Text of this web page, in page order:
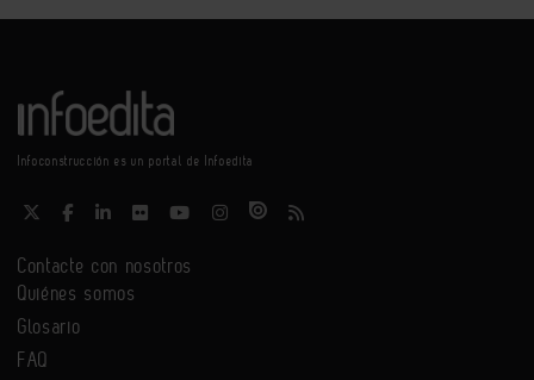
Infoconstrucción es un portal de Infoedita
Contacte con nosotros
Quiénes somos
Glosario
FAQ